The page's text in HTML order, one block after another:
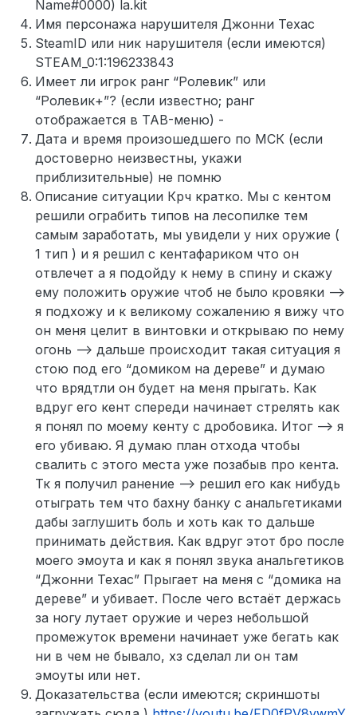
Name#0000) la.kit
Имя персонажа нарушителя Джонни Техас
SteamID или ник нарушителя (если имеются)
STEAM_0:1:196233843
Имеет ли игрок ранг “Ролевик” или
“Ролевик+”? (если известно; ранг
отображается в TAB-меню) -
Дата и время произошедшего по МСК (если
достоверно неизвестны, укажи
приблизительные) не помню
Описание ситуации Крч кратко. Мы с кентом
решили ограбить типов на лесопилке тем
самым заработать, мы увидели у них оружие (
1 тип ) и я решил с кентафариком что он
отвлечет а я подойду к нему в спину и скажу
ему положить оружие чтоб не было кровяки —>
я подхожу и к великому сожалению я вижу что
он меня целит в винтовки и открываю по нему
огонь —> дальше происходит такая ситуация я
стою под его “домиком на дереве” и думаю
что врядтли он будет на меня прыгать. Как
вдруг его кент спереди начинает стрелять как
я понял по моему кенту с дробовика. Итог —> я
его убиваю. Я думаю план отхода чтобы
свалить с этого места уже позабыв про кента.
Тк я получил ранение --> решил его как нибудь
отыграть тем что бахну банку с анальгетиками
дабы заглушить боль и хоть как то дальше
принимать действия. Как вдруг этот бро после
моего эмоута и как я понял звука анальгетиков
“Джонни Техас” Прыгает на меня с “домика на
дереве” и убивает. После чего встаёт держась
за ногу лутает оружие и через небольшой
промежуток времени начинает уже бегать как
ни в чем не бывало, хз сделал ли он там
эмоуты или нет.
Доказательства (если имеются; скриншоты